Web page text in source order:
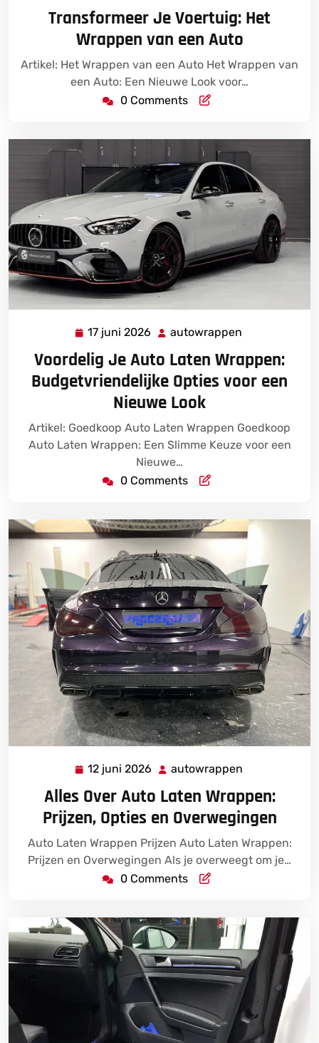
2026
Transformeer Je Voertuig: Het
Wrappen van een Auto
Artikel: Het Wrappen van een Auto Het Wrappen van
een Auto: Een Nieuwe Look voor…
0 Comments
17 juni 2026 17
2026
autowrappen
Voordelig Je Auto Laten Wrappen:
Budgetvriendelijke Opties voor een
Nieuwe Look
Artikel: Goedkoop Auto Laten Wrappen Goedkoop
Auto Laten Wrappen: Een Slimme Keuze voor een
Nieuwe…
0 Comments
12 juni 2026 12
2026
autowrappen
Alles Over Auto Laten Wrappen:
Prijzen, Opties en Overwegingen
Auto Laten Wrappen Prijzen Auto Laten Wrappen:
Prijzen en Overwegingen Als je overweegt om je…
0 Comments